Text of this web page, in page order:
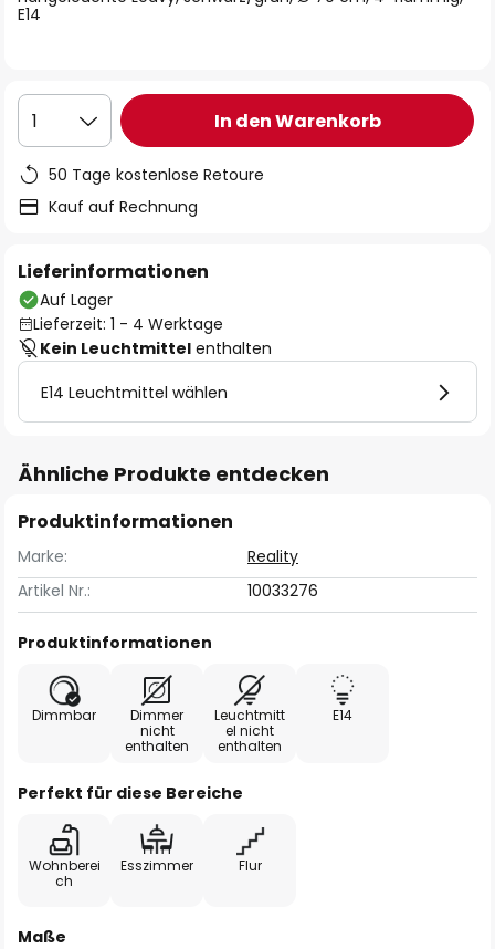
E14
1 In den Warenkorb
50 Tage kostenlose Retoure
Kauf auf Rechnung
Lieferinformationen
Auf Lager
Lieferzeit: 1 - 4 Werktage
Kein Leuchtmittel enthalten
E14 Leuchtmittel wählen
Ähnliche Produkte entdecken
Produktinformationen
Marke:
Reality
Artikel Nr.:
10033276
Produktinformationen
Dimmbar
Dimmer
nicht
enthalten
Leuchtmitt
el nicht
enthalten
E14
Perfekt für diese Bereiche
Wohnberei
ch
Esszimmer Flur
Maße